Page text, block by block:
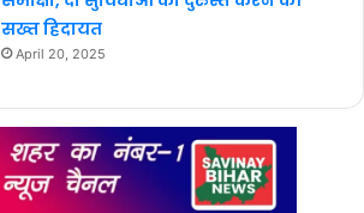
सख्त हिदायत
April 20, 2025